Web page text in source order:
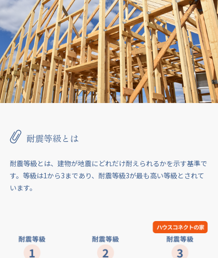
耐震等級とは
耐震等級とは、建物が地震にどれだけ耐えられるかを示す基準で
す。等級は1から3まであり、耐震等級3が最も高い等級とされて
います。